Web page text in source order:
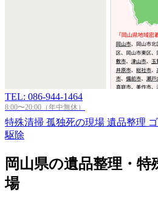
TEL: 086-944-1464
8:00〜20:00（年中無休）
特殊清掃 孤独死の現場 遺品整理
駆除
岡山県の遺品整理・特
場